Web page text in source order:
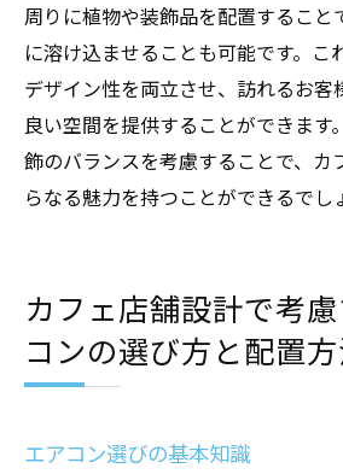
周りに植物や装飾品を配置すること
に溶け込ませることも可能です。こ
デザイン性を両立させ、訪れるお客
良い空間を提供することができます
飾のバランスを考慮することで、カ
らなる魅力を持つことができるでし
カフェ店舗設計で考
コンの選び方と配置
エアコン選びの基本知識